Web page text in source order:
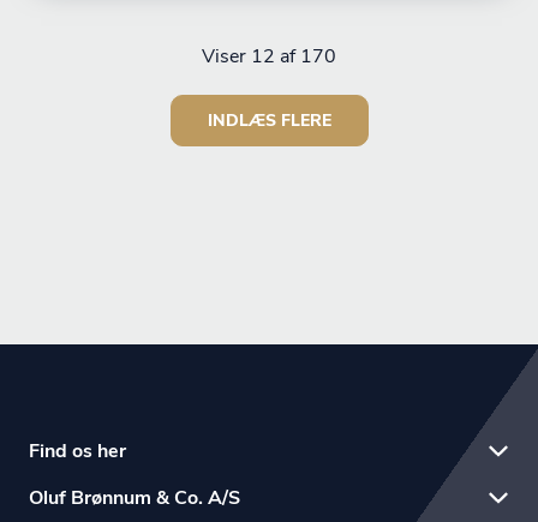
Viser 12 af 170
INDLÆS FLERE
Find os her
Oluf Brønnum & Co. A/S